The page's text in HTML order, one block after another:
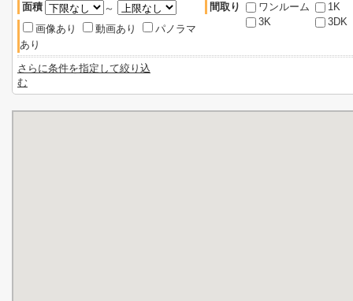
面積
～
画像あり
動画あり
パノラマ
あり
間取り ワンルーム
1K
3K
3DK
さらに条件を指定して絞り込
む